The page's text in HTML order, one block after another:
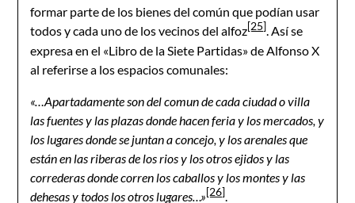
formar parte de los bienes del común que podían usar
todos y cada uno de los vecinos del alfoz[25]. Así se
expresa en el «Libro de la Siete Partidas» de Alfonso X
al referirse a los espacios comunales:
«…Apartadamente son del comun de cada ciudad o villa
las fuentes y las plazas donde hacen feria y los mercados, y
los lugares donde se juntan a concejo, y los arenales que
están en las riberas de los rios y los otros ejidos y las
correderas donde corren los caballos y los montes y las
dehesas y todos los otros lugares…»[26].